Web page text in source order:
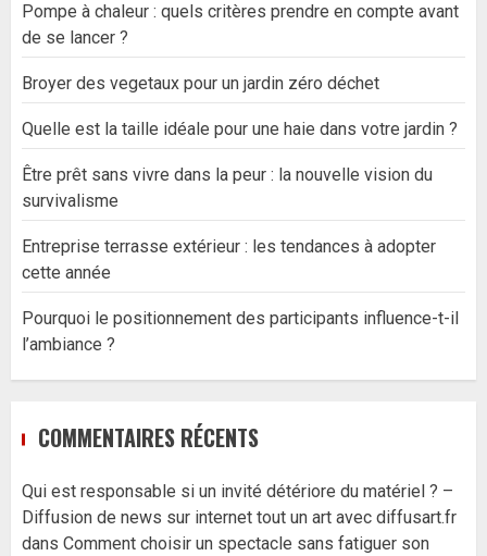
Pompe à chaleur : quels critères prendre en compte avant
de se lancer ?
Broyer des vegetaux pour un jardin zéro déchet
Quelle est la taille idéale pour une haie dans votre jardin ?
Être prêt sans vivre dans la peur : la nouvelle vision du
survivalisme
Entreprise terrasse extérieur : les tendances à adopter
cette année
Pourquoi le positionnement des participants influence-t-il
l’ambiance ?
COMMENTAIRES RÉCENTS
Qui est responsable si un invité détériore du matériel ? –
Diffusion de news sur internet tout un art avec diffusart.fr
dans Comment choisir un spectacle sans fatiguer son